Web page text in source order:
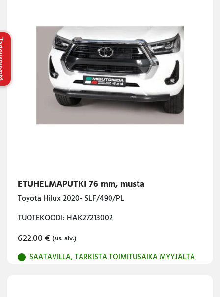
ETUHELMAPUTKI 76 mm, musta
Toyota Hilux 2020- SLF/490/PL
TUOTEKOODI: HAK27213002
622.00€ (sis. alv.)
SAATAVILLA, TARKISTA TOIMITUSAIKA MYYJÄLTÄ